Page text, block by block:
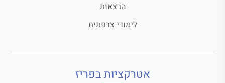
הרצאות
לימודי צרפתית
אטרקציות בפריז